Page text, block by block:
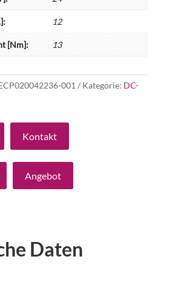
12
[Nm]: 13
001 Kategorie: DC-
Kontakt
Angebot
Daten